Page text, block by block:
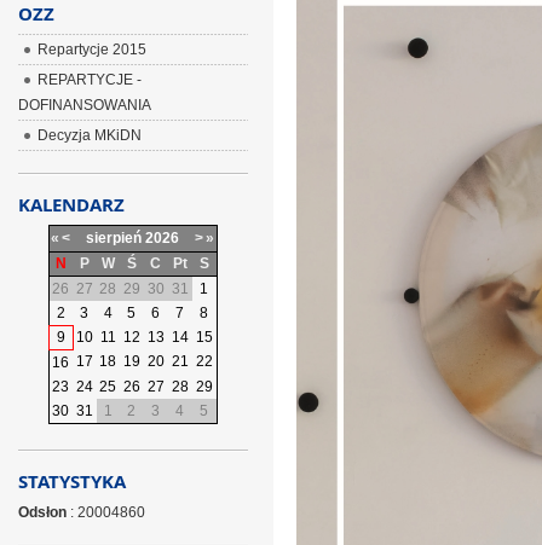
OZZ
Repartycje 2015
REPARTYCJE -
DOFINANSOWANIA
Decyzja MKiDN
KALENDARZ
« < sierpień 2026 >»
N
P W Ś C Pt
S
26 27 28 29 30 31
1
2
3 4 5 6 7
8
9
10 11 12 13 14 15
16 17 18 19 20 21 22
23 24 25 26 27 28 29
30 31 1 2 3 4 5
STATYSTYKA
Odsłon: 20004860